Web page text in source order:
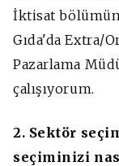
İktisat
Gıda'da Extra/
Pazarlama
çalışıyorum.
2. Sektör
seçiminizi